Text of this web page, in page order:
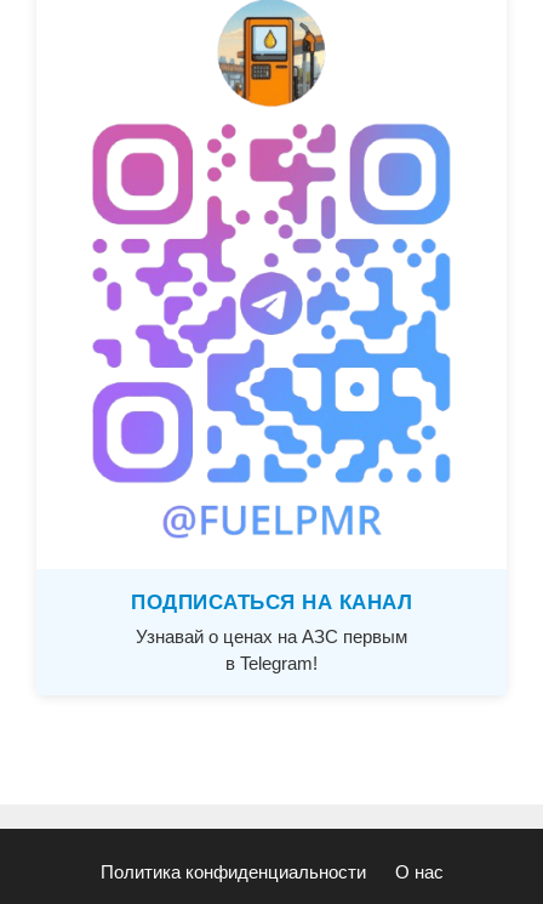
ПОДПИСАТЬСЯ НА КАНАЛ
Узнавай о ценах на АЗС первым
в Telegram!
Политика конфиденциальности О нас